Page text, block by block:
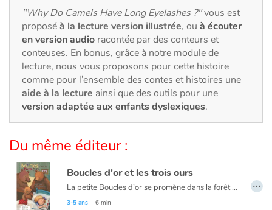
Autour du monde
Apprentissage
Art, espace, activité
Documentaires
Quotidien et loisirs
À l'école
"Why Do Camels Have Long Eyelashes ?"vous est
proposéà la lecture version illustrée, ou à écouter
en version audio racontée par des conteurs et
conteuses. En bonus, grâce à notre module de
lecture, nous vous proposons pour cette histoire
comme pour l’ensemble des contes et histoires une
aide à la lecture ainsi que des outils pour une
version adaptée aux enfants dyslexiques.
Du même éditeur :
Boucles d'or et les trois ours
La petite Boucles d’or se promène dans la forêt quand elle aperçoit une maison et, pleine de curiosité, décide d’y entrer… Mais à qui appartient-elle ? Boucles d’or va alors goûter tour à tour les trois soupes sur la table car l’une est trop chaude, l’autre est trop froide, et la dernière est juste à point !
Ce livre est aussi disponible en anglais :
3-5 ans - 6 min
…